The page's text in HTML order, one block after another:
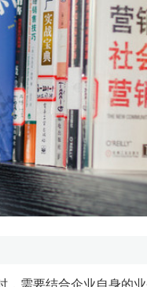
，需要结合企业自身的